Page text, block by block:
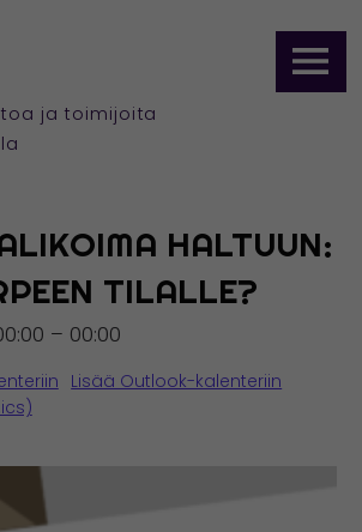
ETUSIVULLE
ja toimijoita
HALTUUN:
TILALLE?
– 00:00
Lisää Outlook-kalenteriin